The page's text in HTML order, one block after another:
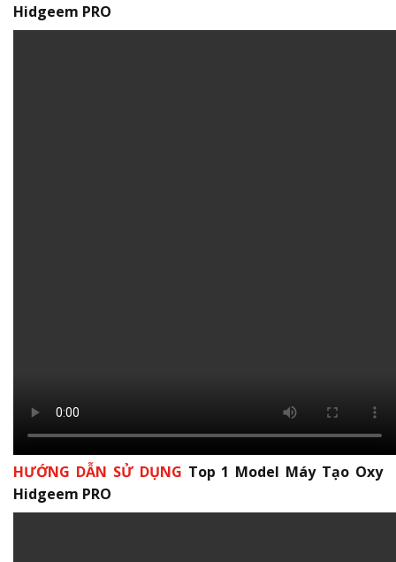
Hidgeem PRO
HƯỚNG DẪN SỬ DỤNG Top 1 Model Máy Tạo Oxy
Hidgeem PRO